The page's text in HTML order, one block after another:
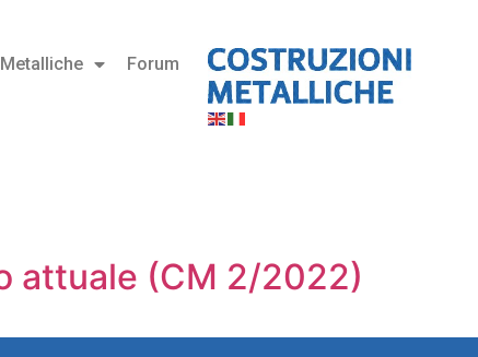
Forum
attuale (CM 2/2022)